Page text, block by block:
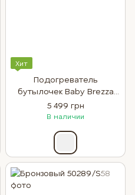
Хит
Подогреватель
бутылочек Baby Brezza
Safe + Smart
5 499 грн
В наличии